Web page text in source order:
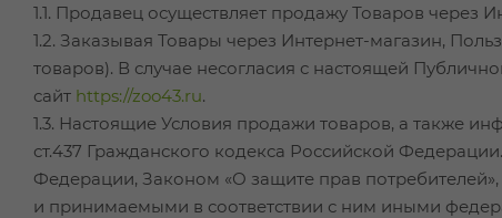
1.1. Продавец осуществляет продажу Товаров через
1.2. Заказывая Товары через Интернет-магазин,
товаров). В случае несогласия с настоящей
сайт https://zoo43.ru.
1.3. Настоящие Условия продажи товаров, а также
ст.437 Гражданского кодекса Российской
Федерации, Законом «О защите прав
и принимаемыми в соответствии с ним иными